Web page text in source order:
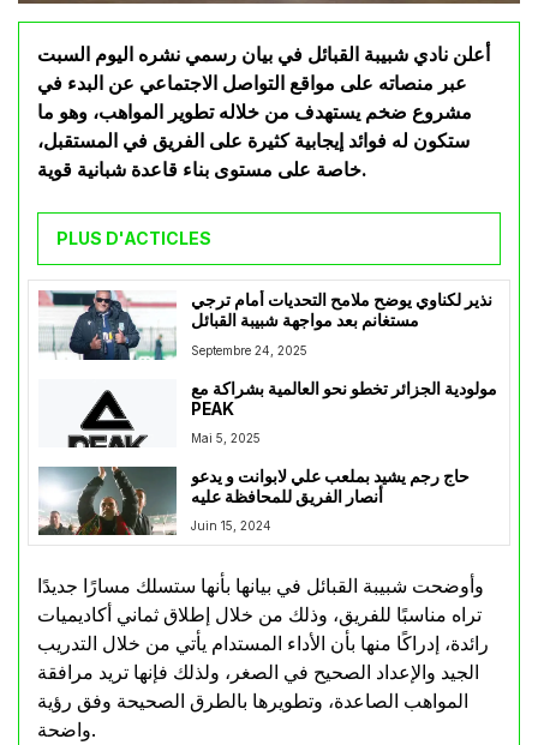
أعلن نادي شبيبة القبائل في بيان رسمي نشره اليوم السبت
عبر منصاته على مواقع التواصل الاجتماعي عن البدء في
مشروع ضخم يستهدف من خلاله تطوير المواهب، وهو ما
ستكون له فوائد إيجابية كثيرة على الفريق في المستقبل،
خاصة على مستوى بناء قاعدة شبانية قوية.
PLUS D'ACTICLES
نذير لكناوي يوضح ملامح التحديات أمام ترجي
مستغانم بعد مواجهة شبيبة القبائل
Septembre 24, 2025
مولودية الجزائر تخطو نحو العالمية بشراكة مع
PEAK
Mai 5, 2025
حاج رجم يشيد بملعب علي لابوانت و يدعو
أنصار الفريق للمحافظة عليه
Juin 15, 2024
وأوضحت شبيبة القبائل في بيانها بأنها ستسلك مسارًا جديدًا
تراه مناسبًا للفريق، وذلك من خلال إطلاق ثماني أكاديميات
رائدة، إدراكًا منها بأن الأداء المستدام يأتي من خلال التدريب
الجيد والإعداد الصحيح في الصغر، ولذلك فإنها تريد مرافقة
المواهب الصاعدة، وتطويرها بالطرق الصحيحة وفق رؤية
واضحة.